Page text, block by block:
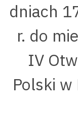
dniach
r. do
IV
Polski w